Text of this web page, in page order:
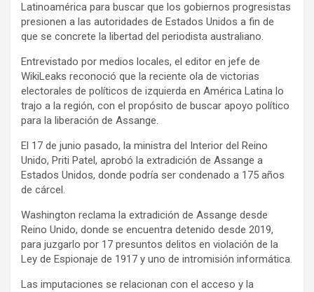
Latinoamérica para buscar que los gobiernos progresistas
presionen a las autoridades de Estados Unidos a fin de
que se concrete la libertad del periodista australiano.
Entrevistado por medios locales, el editor en jefe de
WikiLeaks reconoció que la reciente ola de victorias
electorales de políticos de izquierda en América Latina lo
trajo a la región, con el propósito de buscar apoyo político
para la liberación de Assange.
El 17 de junio pasado, la ministra del Interior del Reino
Unido, Priti Patel, aprobó la extradición de Assange a
Estados Unidos, donde podría ser condenado a 175 años
de cárcel.
Washington reclama la extradición de Assange desde
Reino Unido, donde se encuentra detenido desde 2019,
para juzgarlo por 17 presuntos delitos en violación de la
Ley de Espionaje de 1917 y uno de intromisión informática.
Las imputaciones se relacionan con el acceso y la